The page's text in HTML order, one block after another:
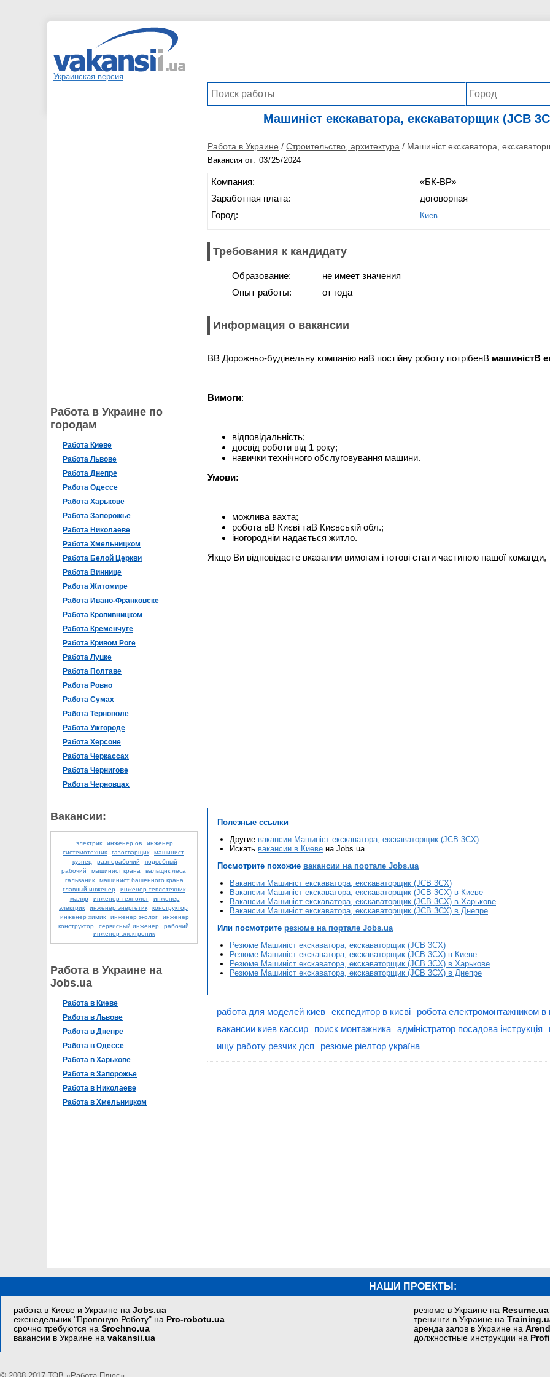
Украинская версия
Машиніст екскаватора, екскаваторщик (JCB
Работа в Украине по
городам
Работа Киеве
Работа Львове
Работа Днепре
Работа Одессе
Работа Харькове
Работа Запорожье
Работа Николаеве
Работа Хмельницком
Работа Белой Церкви
Работа Виннице
Работа Житомире
Работа Ивано-Франковске
Работа Кропивницком
Работа Кременчуге
Работа Кривом Роге
Работа Луцке
Работа Полтаве
Работа Ровно
Работа Сумах
Работа Тернополе
Работа Ужгороде
Работа Херсоне
Работа Черкассах
Работа Чернигове
Работа Черновцах
Вакансии:
электрик инженер ов
инженер
системотехник
газосварщик
машинист
кузнец
разнорабочий
подсобный
рабочий
машинист крана
вальщик леса
гальваник
машинист башенного крана
главный инженер
инженер теплотехник
маляр
инженер технолог
инженер
электрик
инженер энергетик
конструктор
инженер химик
инженер эколог
инженер
конструктор
сервисный инженер
рабочий
инженер электроник
Работа в Украине на
Jobs.ua
Работа в Киеве
Работа в Львове
Работа в Днепре
Работа в Одессе
Работа в Харькове
Работа в Запорожье
Работа в Николаеве
Работа в Хмельницком
Работа в Украине / Строительство, архитектура / Машиніст екскаватора,
Вакансия от:
Компания:
Заработная плата:
Город:
«БК-ВР»
договорная
Киев
Требования к кандидату
Образование:
Опыт работы:
не имеет значения
от года
Информация о вакансии
ВВ Дорожньо-будівельну компанію наВ постійну роботу потрібенВ машиністВ
Вимоги:
відповідальність;
досвід роботи від 1 року;
навички технічного обслуговування машини.
Умови:
можлива вахта;
робота вВ Києві таВ Києвській обл.;
іногороднім надається житло.
Якщо Ви відповідаєте вказаним вимогам і готові стати частиною нашої
Полезные ссылки
Другие вакансии Машиніст екскаватора, екскаваторщик (JCB 3CX)
Искать вакансии в Киеве на Jobs.ua
Посмотрите похожие вакансии на портале Jobs.ua
Вакансии Машиніст екскаватора, екскаваторщик (JCB 3CX)
Вакансии Машиніст екскаватора, екскаваторщик (JCB 3CX) в Киеве
Вакансии Машиніст екскаватора, екскаваторщик (JCB 3CX) в Харькове
Вакансии Машиніст екскаватора, екскаваторщик (JCB 3CX) в Днепре
Или посмотрите резюме на портале Jobs.ua
Резюме Машиніст екскаватора, екскаваторщик (JCB 3CX)
Резюме Машиніст екскаватора, екскаваторщик (JCB 3CX) в Киеве
Резюме Машиніст екскаватора, екскаваторщик (JCB 3CX) в Харькове
Резюме Машиніст екскаватора, екскаваторщик (JCB 3CX) в Днепре
работа для моделей киев експедитор в києві робота електромонтажником в
вакансии киев кассир
поиск монтажника адміністратор посадова інструкція
ищу работу резчик дсп
резюме ріелтор україна
НАШИ ПРОЕКТЫ:
работа в Киеве и Украине наJobs.ua
еженедельник "Пропоную Роботу" на Pro-robotu.ua
срочно требуются наSrochno.ua
вакансии в Украине наvakansii.ua
резюме в Украине на Resume.ua
тренинги в Украине на
аренда залов в Украине на
должностные инструкции на